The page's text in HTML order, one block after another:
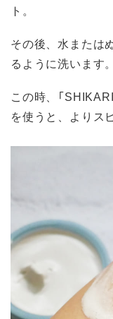
ト。
その後、水または
るように洗います。
この時、「
を使うと、よりス